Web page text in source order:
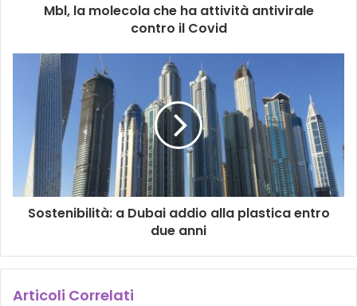
Mbl, la molecola che ha attività antivirale
contro il Covid
Sostenibilità: a Dubai addio alla plastica entro
due anni
Articoli Correlati